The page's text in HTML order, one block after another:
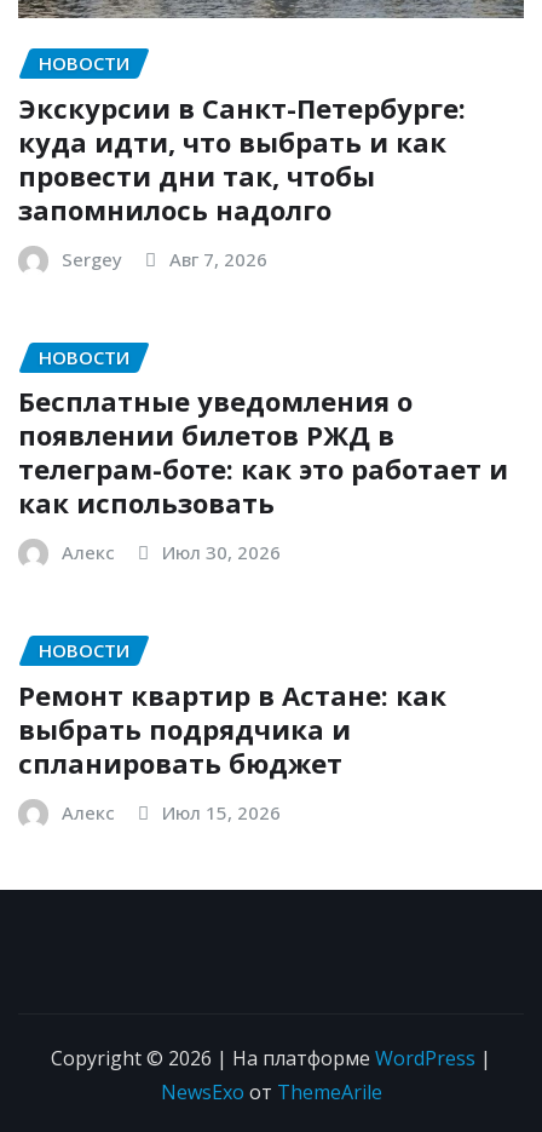
НОВОСТИ
Экскурсии в Санкт-Петербурге:
куда идти, что выбрать и как
провести дни так, чтобы
запомнилось надолго
Sergey Авг 7, 2026
НОВОСТИ
Бесплатные уведомления о
появлении билетов РЖД в
телеграм-боте: как это работает и
как использовать
Алекс Июл 30, 2026
НОВОСТИ
Ремонт квартир в Астане: как
выбрать подрядчика и
спланировать бюджет
Алекс Июл 15, 2026
Copyright © 2026 | На платформе WordPress |
NewsExo от ThemeArile